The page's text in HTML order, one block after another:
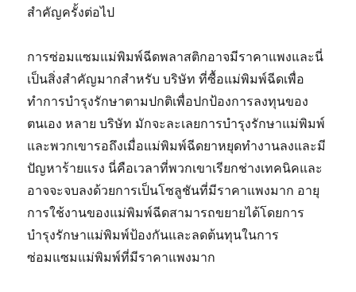
สำคัญครั้งต่อไป
การซ่อมแซมแม่พิมพ์ฉีดพลาสติกอาจมีราคาแพงและนี่
เป็นสิ่งสำคัญมากสำหรับ บริษัท ที่ซื้อแม่พิมพ์ฉีดเพื่อ
ทำการบำรุงรักษาตามปกติเพื่อปกป้องการลงทุนของ
ตนเอง หลาย บริษัท มักจะละเลยการบำรุงรักษาแม่พิมพ์
และพวกเขารอถึงเมื่อแม่พิมพ์ฉีดยาหยุดทำงานลงและมี
ปัญหาร้ายแรง นี่คือเวลาที่พวกเขาเรียกช่างเทคนิคและ
อาจจะจบลงด้วยการเป็นโซลูชันที่มีราคาแพงมาก อายุ
การใช้งานของแม่พิมพ์ฉีดสามารถขยายได้โดยการ
บำรุงรักษาแม่พิมพ์ป้องกันและลดต้นทุนในการ
ซ่อมแซมแม่พิมพ์ที่มีราคาแพงมาก